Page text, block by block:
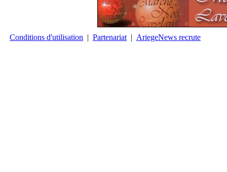
Conditions d'utilisation | Partenariat | AriegeNews recrute